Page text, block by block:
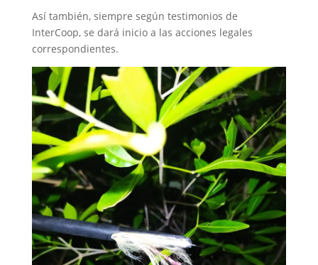
Así también, siempre según testimonios de
InterCoop, se dará inicio a las acciones legales
correspondientes.